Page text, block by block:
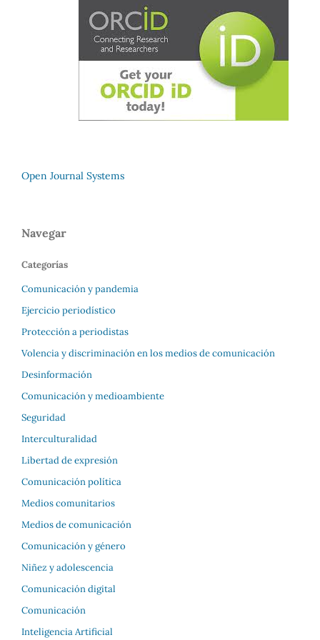
Open Journal Systems
Navegar
Categorías
Comunicación y pandemia
Ejercicio periodístico
Protección a periodistas
Volencia y discriminación en los medios de comunicación
Desinformación
Comunicación y medioambiente
Seguridad
Interculturalidad
Libertad de expresión
Comunicación política
Medios comunitarios
Medios de comunicación
Comunicación y género
Niñez y adolescencia
Comunicación digital
Comunicación
Inteligencia Artificial